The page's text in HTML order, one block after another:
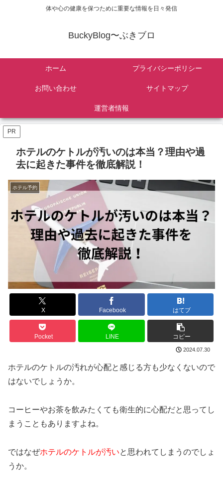
体や心の健康を保つために重要な情報を日々発信
BuckyBlog〜ぶきブロ
ホーム プライバシーポリシー
お問い合わせ サイトマップ
運営者情報
PR
ホテルのケトルが汚いのは本当？理由や過
去に起きた事件を徹底解説！
ホテル予約
X Facebook はてブ
Pocket LINE コピー
2024.07.30
ホテルのケトルの汚れが心配と感じる方も少なくないので
はないでしょうか。
コーヒーやお茶を飲みたくても衛生的に心配だと思ってし
まうこともありますよね。
ではなぜホテルのケトルが汚いと思われてしまうのでしょ
うか。